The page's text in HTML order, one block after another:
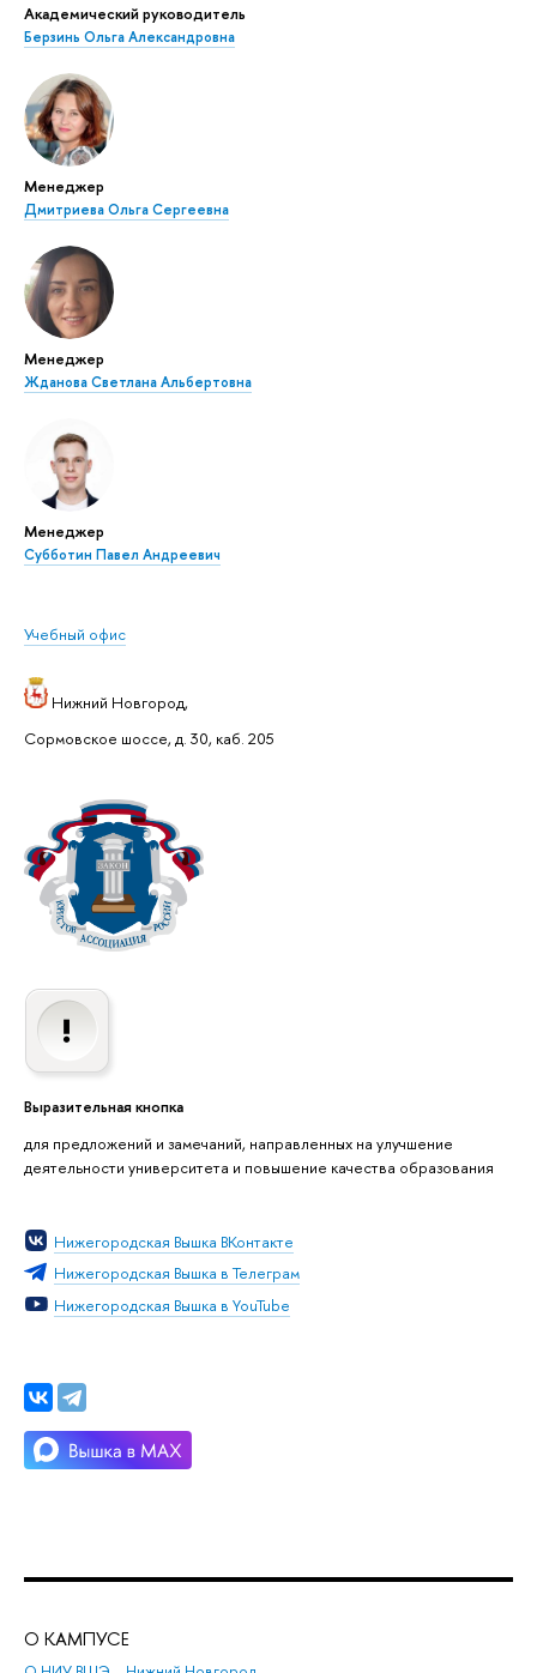
Академический руководитель
Берзинь Ольга Александровна
Менеджер
Дмитриева Ольга Сергеевна
Менеджер
Жданова Светлана Альбертовна
Менеджер
Субботин Павел Андреевич
Учебный офис
Нижний Новгород,
Сормовское шоссе, д. 30, каб. 205
Выразительная кнопка
для предложений и замечаний, направленных на улучшение
деятельности университета и повышение качества образования
Нижегородская Вышка ВКонтакте
Нижегородская Вышка в Телеграм
Нижегородская Вышка в YouTube
О КАМПУСЕ